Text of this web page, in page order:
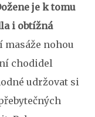
je k tomu
i obtížná
nohou
chodidel
udržovat si